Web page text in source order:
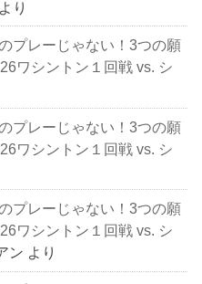
より
プレーじゃない！3つの願
ワシントン１回戦 vs. シ
プレーじゃない！3つの願
ワシントン１回戦 vs. シ
プレーじゃない！3つの願
ワシントン１回戦 vs. シ
ン より